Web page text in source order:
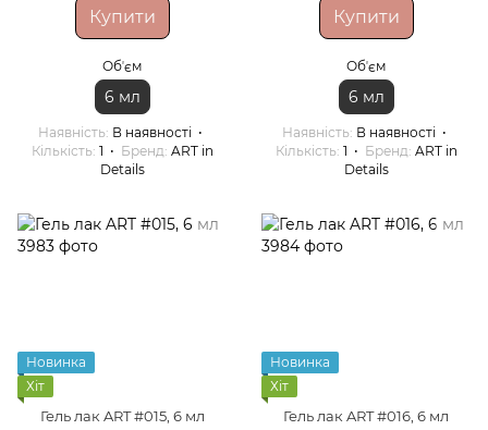
Купити
Обʼєм
6 мл
Наявність В наявності
Кількість 1 Бренд ART in
Details
Купити
Обʼєм
6 мл
Наявність В наявності
Кількість 1 Бренд ART in
Details
Новинка
Хіт
Гель лак ART #015, 6 мл
Новинка
Хіт
Гель лак ART #016, 6 мл